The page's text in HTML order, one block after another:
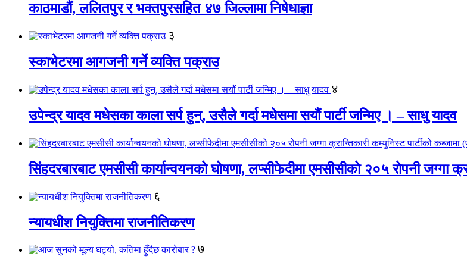
काठमाडौं, ललितपुर र भक्तपुरसहित ४७ जिल्लामा निषेधाज्ञा
३
स्काभेटरमा आगजनी गर्ने व्यक्ति पक्राउ
४
उपेन्द्र यादव मधेसका काला सर्प हुन्, उसैले गर्दा मधेसमा सयौं पार्टी जन्मिए । – साधु यादव
सिंहदरबारबाट एमसीसी कार्यान्वयनको घोषणा, लप्सीफेदीमा एमसीसीको २०५ रोपनी जग्गा
६
न्यायधीश नियुक्तिमा राजनीतिकरण
७